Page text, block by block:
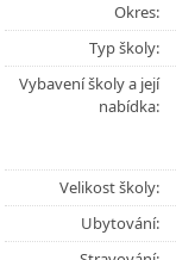
Okres:
Typ školy:
Vybavení školy a její
nabídka:
Velikost školy:
Ubytování: